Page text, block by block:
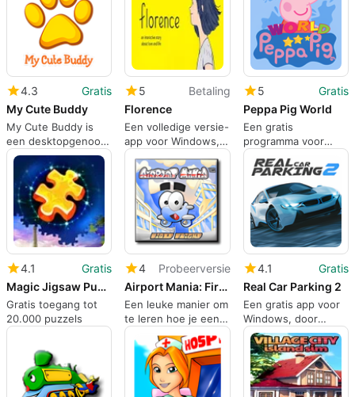
4.3
Gratis
My Cute Buddy
My Cute Buddy is
een desktopgenoot
die een glimlach op
je gezicht tovert.
5
Betaling
Florence
Een volledige versie-
app voor Windows,
door Mountains.
5
Gratis
Peppa Pig World
Een gratis
programma voor
Windows, door
NEXTSYS.
4.1
Gratis
Magic Jigsaw Puzzles
Gratis toegang tot
20.000 puzzels
4
Probeerversie
Airport Mania: First Flight
Een leuke manier om
te leren hoe je een
luchthaven beheert
4.1
Gratis
Real Car Parking 2
Een gratis app voor
Windows, door
Ketchap Games.